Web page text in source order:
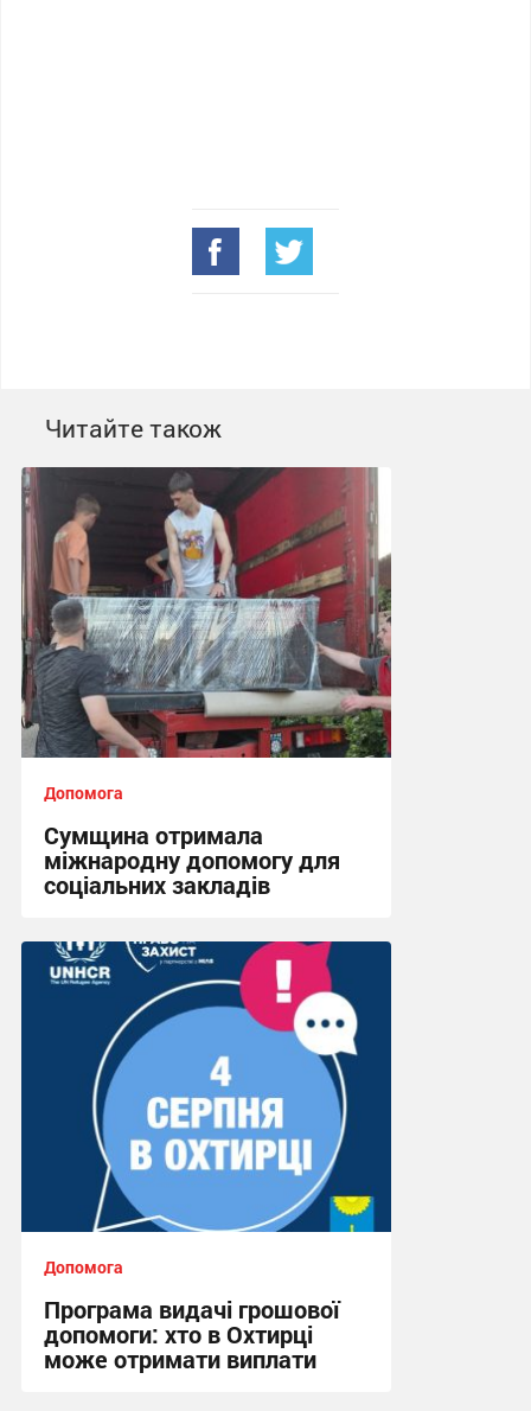
Читайте також
Допомога
Сумщина отримала
міжнародну допомогу для
соціальних закладів
08:45, 31.07.2026
Допомога
Програма видачі грошової
допомоги: хто в Охтирці
може отримати виплати